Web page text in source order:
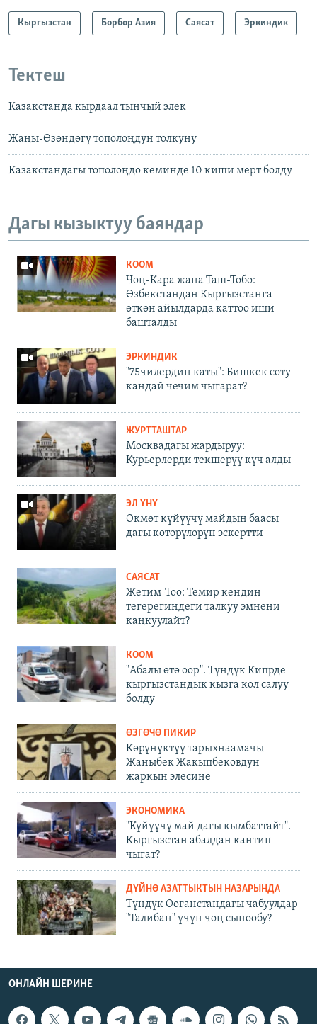
Кыргызстан Борбор Азия Саясат Эркиндик
Тектеш
Казакстанда кырдаал тынчый элек
Жаңы-Өзөндөгү тополоңдун толкуну
Казакстандагы тополоңдо кеминде 10 киши мерт болду
Дагы кызыктуу баяндар
КООМ
Чоң-Кара жана Таш-Төбө:
Өзбекстандан Кыргызстанга
өткөн айылдарда каттоо иши
башталды
ЭРКИНДИК
"75чилердин каты": Бишкек соту
кандай чечим чыгарат?
ЖУРТТАШТАР
Москвадагы жардыруу:
Курьерлерди текшерүү күч алды
ЭЛ ҮНҮ
Өкмөт күйүүчү майдын баасы
дагы көтөрүлөрүн эскертти
САЯСАТ
Жетим-Тоо: Темир кендин
тегерегиндеги талкуу эмнени
каңкуулайт?
КООМ
"Абалы өтө оор". Түндүк Кипрде
кыргызстандык кызга кол салуу
болду
ӨЗГӨЧӨ ПИКИР
Көрүнүктүү тарыхнаамачы
Жаныбек Жакыпбековдун
жаркын элесине
ЭКОНОМИКА
"Күйүүчү май дагы кымбаттайт".
Кыргызстан абалдан кантип
чыгат?
ДҮЙНӨ АЗАТТЫКТЫН НАЗАРЫНДА
Түндүк Ооганстандагы чабуулдар
"Талибан" үчүн чоң сынообу?
ОНЛАЙН ШЕРИНЕ